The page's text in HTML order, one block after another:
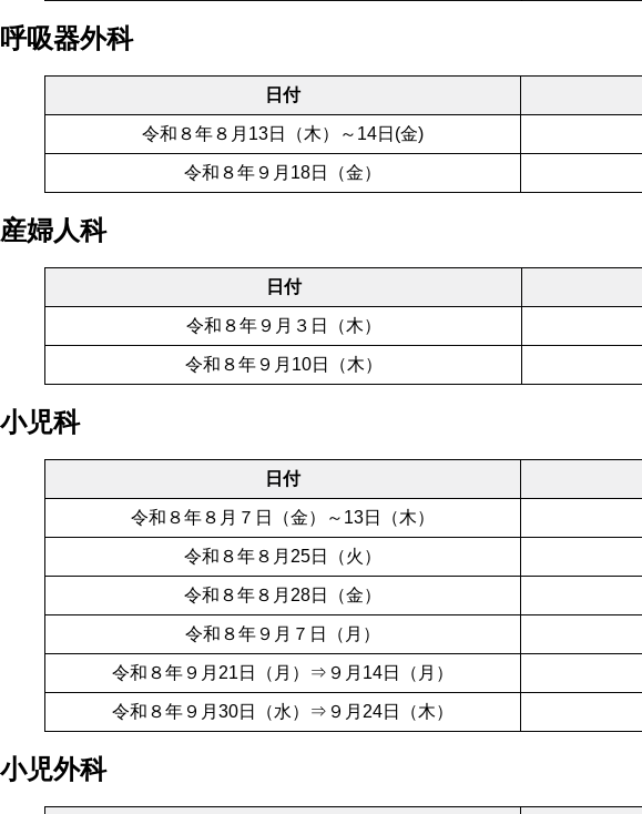
呼吸器外科
日付
令和８年８月13日（木）～14日(金)
令和８年９月18日（金）
産婦人科
日付
令和８年９月３日（木）
令和８年９月10日（木）
小児科
日付
令和８年８月７日（金）～13日（木）
令和８年８月25日（火）
令和８年８月28日（金）
令和８年９月７日（月）
令和８年９月21日（月）⇒９月14日（月）
令和８年９月30日（水）⇒９月24日（木）
小児外科